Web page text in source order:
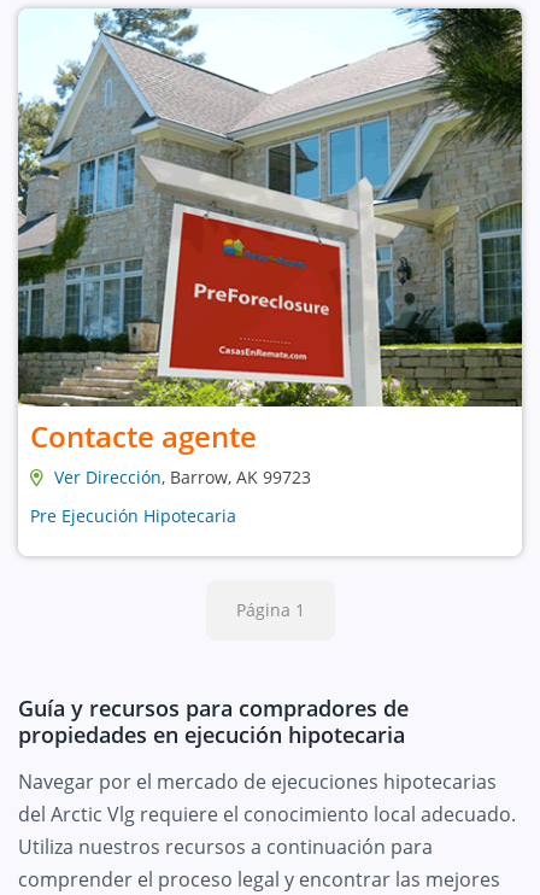
Contacte agente
Ver Dirección, Barrow, AK 99723
Pre Ejecución Hipotecaria
Página 1
Guía y recursos para compradores de
propiedades en ejecución hipotecaria
Navegar por el mercado de ejecuciones hipotecarias
del Arctic Vlg requiere el conocimiento local adecuado.
Utiliza nuestros recursos a continuación para
comprender el proceso legal y encontrar las mejores